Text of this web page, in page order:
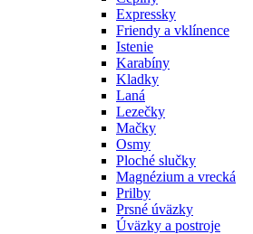
Expressky
Friendy a vklínence
Istenie
Karabíny
Kladky
Laná
Lezečky
Mačky
Osmy
Ploché slučky
Magnézium a vrecká
Prilby
Prsné úväzky
Úväzky a postroje